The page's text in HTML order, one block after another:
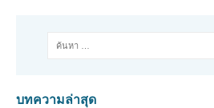
บทความล่าสุด